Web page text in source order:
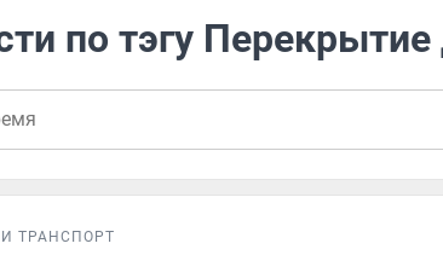
по тэгу
ТРАНСПОРТ